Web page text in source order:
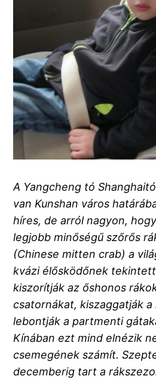
A Yangcheng tó
van Kunshan város
híres, de arról nagyon,
legjobb minőségű szőrős
(Chinese mitten crab) a
kvázi élősködőnek
kiszorítják az őshonos
csatornákat, kiszaggatják
lebontják a partmenti
Kínában ezt mind elnézik
csemegének számít.
decemberig tart a